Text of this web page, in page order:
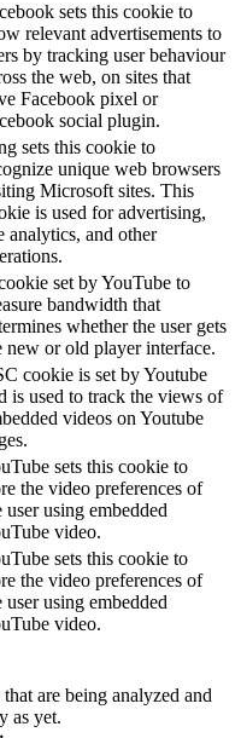
sets this cookie to
relevant advertisements to
by tracking user behaviour
the web, on sites that
Facebook pixel or
social plugin.
sets this cookie to
unique web browsers
Microsoft sites. This
is used for advertising,
analytics, and other
set by YouTube to
bandwidth that
whether the user gets
new or old player interface.
cookie is set by Youtube
is used to track the views of
videos on Youtube
sets this cookie to
the video preferences of
user using embedded
video.
sets this cookie to
the video preferences of
user using embedded
video.
are being analyzed and
as yet.